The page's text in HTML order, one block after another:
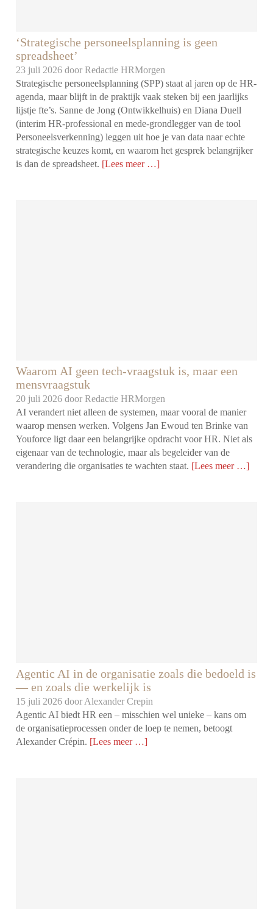
‘Strategische personeelsplanning is geen
spreadsheet’
23 juli 2026 doorRedactie HRMorgen
Strategische personeelsplanning (SPP) staat al jaren op de HR-
agenda, maar blijft in de praktijk vaak steken bij een jaarlijks
lijstje fte’s. Sanne de Jong (Ontwikkelhuis) en Diana Duell
(interim HR-professional en mede-grondlegger van de tool
Personeelsverkenning) leggen uit hoe je van data naar echte
strategische keuzes komt, en waarom het gesprek belangrijker
is dan de spreadsheet. [Lees meer …]
Waarom AI geen tech-vraagstuk is, maar een
mensvraagstuk
20 juli 2026 doorRedactie HRMorgen
AI verandert niet alleen de systemen, maar vooral de manier
waarop mensen werken. Volgens Jan Ewoud ten Brinke van
Youforce ligt daar een belangrijke opdracht voor HR. Niet als
eigenaar van de technologie, maar als begeleider van de
verandering die organisaties te wachten staat. [Lees meer …]
Agentic AI in de organisatie zoals die bedoeld is
— en zoals die werkelijk is
15 juli 2026 door Alexander Crepin
Agentic AI biedt HR een – misschien wel unieke – kans om
de organisatieprocessen onder de loep te nemen, betoogt
Alexander Crépin. [Lees meer …]